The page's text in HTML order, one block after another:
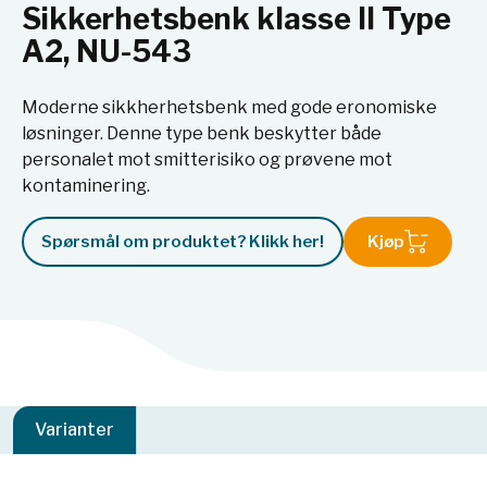
Sikkerhetsbenk klasse II Type
A2, NU-543
Moderne sikkherhetsbenk med gode eronomiske
løsninger. Denne type benk beskytter både
personalet mot smitterisiko og prøvene mot
kontaminering.
Spørsmål om produktet? Klikk her! Kjøp
Varianter